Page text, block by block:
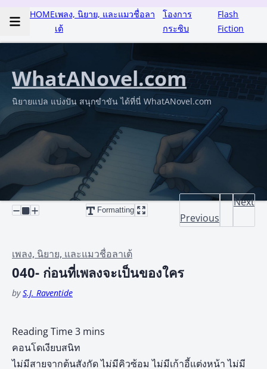
HOMEเพลง, นิยาย, และแมวชื่อลา
เต้
โองการ
กระซิบ
Flash
Fiction
WhatANovel.com
นิยายแปล แบ่งปัน สนุกขำขัน ได้ที่นี่ WhatANovel.com
Formatting
Previous
Next
เพลง, นิยาย, และแมวชื่อลาเต้
040- ก่อนที่เพลงจะเป็นของใคร
byS.J. Raventide
คอนโดเงียบสนิท
ไม่มีสายจากต้นสังกัด ไม่มีคิวซ้อม ไม่มีเก้าอี้แต่งหน้า ไม่มี